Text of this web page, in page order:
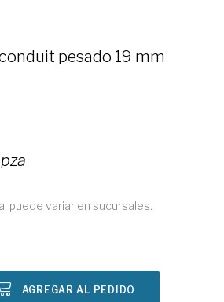
pesado 19 mm
puede variar en sucursales.
AGREGAR AL PEDIDO